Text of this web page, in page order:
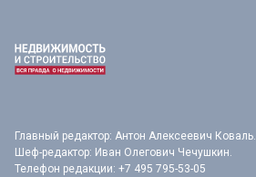
Главный редактор: Антон Алексеевич Коваль.
Шеф-редактор: Иван Олегович Чечушкин.
Телефон редакции: +7 495 795-53-05